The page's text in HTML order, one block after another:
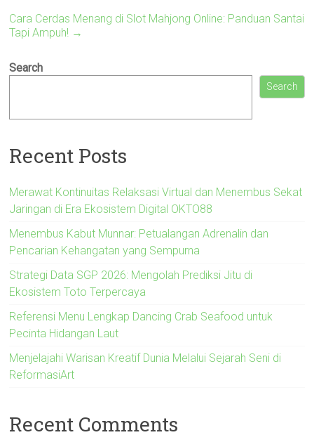
Cara Cerdas Menang di Slot Mahjong Online: Panduan Santai
Tapi Ampuh! →
Search
Search
Recent Posts
Merawat Kontinuitas Relaksasi Virtual dan Menembus Sekat
Jaringan di Era Ekosistem Digital OKTO88
Menembus Kabut Munnar: Petualangan Adrenalin dan
Pencarian Kehangatan yang Sempurna
Strategi Data SGP 2026: Mengolah Prediksi Jitu di
Ekosistem Toto Terpercaya
Referensi Menu Lengkap Dancing Crab Seafood untuk
Pecinta Hidangan Laut
Menjelajahi Warisan Kreatif Dunia Melalui Sejarah Seni di
ReformasiArt
Recent Comments